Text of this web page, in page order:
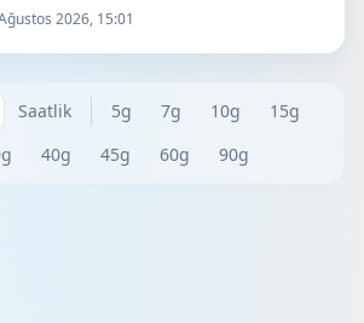
2026, 15:01
Saatlik 5g 7g 10g
15g
40g 45g 60g 90g